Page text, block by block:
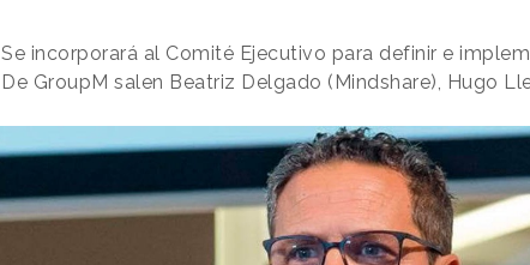
Se incorporará al Comité Ejecutivo para definir e
De GroupM salen Beatriz Delgado (Mindshare), Hugo